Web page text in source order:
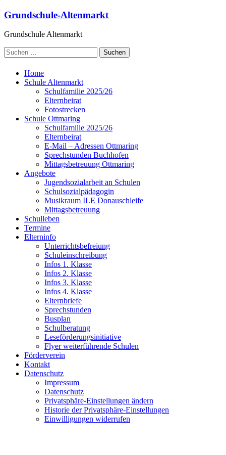
Grundschule-Altenmarkt
Grundschule Altenmarkt
Home
Schule Altenmarkt
Schulfamilie 2025/26
Elternbeirat
Fotostrecken
Schule Ottmaring
Schulfamilie 2025/26
Elternbeirat
E-Mail – Adressen Ottmaring
Sprechstunden Buchhofen
Mittagsbetreuung Ottmaring
Angebote
Jugendsozialarbeit an Schulen
Schulsozialpädagogin
Musikraum ILE Donauschleife
Mittagsbetreuung
Schulleben
Termine
Elterninfo
Unterrichtsbefreiung
Schuleinschreibung
Infos 1. Klasse
Infos 2. Klasse
Infos 3. Klasse
Infos 4. Klasse
Elternbriefe
Sprechstunden
Busplan
Schulberatung
Leseförderungsinitiative
Flyer weiterführende Schulen
Förderverein
Kontakt
Datenschutz
Impressum
Datenschutz
Privatsphäre-Einstellungen ändern
Historie der Privatsphäre-Einstellungen
Einwilligungen widerrufen